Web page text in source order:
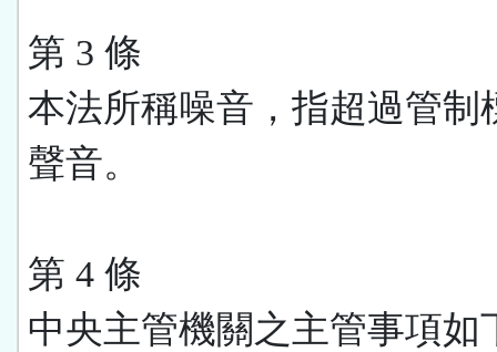
第 3 條
本法所稱噪音，指超過管制
聲音。
第 4 條
中央主管機關之主管事項如